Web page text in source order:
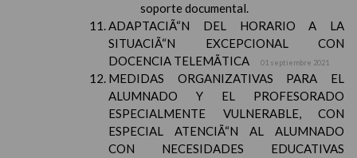
soporte documental.
ADAPTACIÃ“N DEL HORARIO A LA
SITUACIÃ“N EXCEPCIONAL CON
DOCENCIA TELEMÃTICA
01 septiembre 2021
MEDIDAS ORGANIZATIVAS PARA EL
ALUMNADO Y EL PROFESORADO
ESPECIALMENTE VULNERABLE, CON
ESPECIAL ATENCIÃ“N AL ALUMNADO
CON NECESIDADES EDUCATIVAS